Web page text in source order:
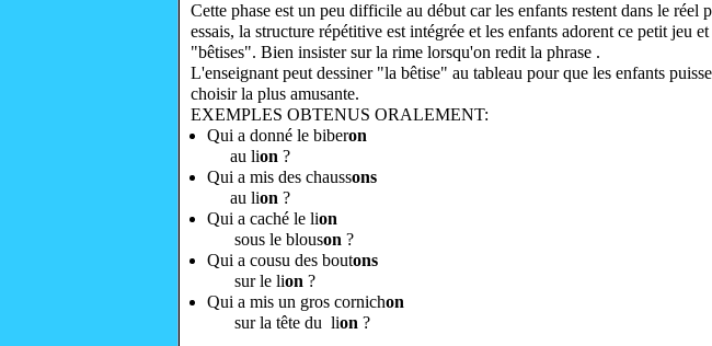
Cette phase est un peu difficile au début car les enfants restent dans le réel
essais, la structure répétitive est intégrée et les enfants adorent ce petit jeu
"bêtises". Bien insister sur la rime lorsqu'on redit la phrase .
L'enseignant peut dessiner "la bêtise" au tableau pour que les enfants
choisir la plus amusante.
EXEMPLES OBTENUS ORALEMENT:
Qui a donné le biberon
au lion ?
Qui a mis des chaussons
au lion ?
Qui a caché le lion
sous le blouson ?
Qui a cousu des boutons
sur le lion ?
Qui a mis un gros cornichon
sur la tête du lion ?